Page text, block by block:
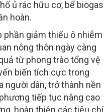
ủ rác hữu cơ, bể biogas
hoàn.
phần giảm thiểu ô nhiễm
nông thôn ngày càng
từ phong trào tổng vệ
biến tích cực trong
người dân, trở thành nền
tiếp tục nâng cao
hoàn thiện các tiêu chí